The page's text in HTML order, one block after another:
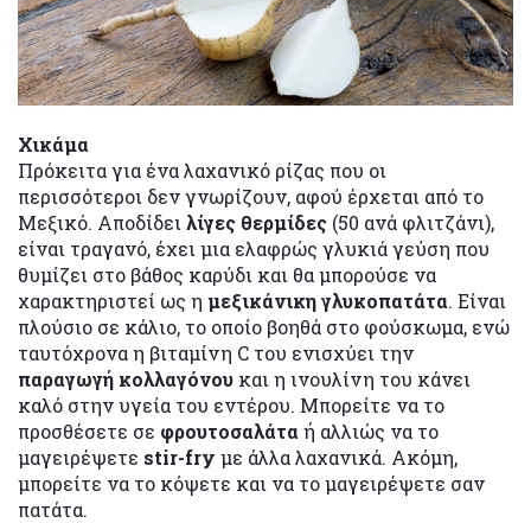
Χικάμα
Πρόκειτα για ένα λαχανικό ρίζας που οι
περισσότεροι δεν γνωρίζουν, αφού έρχεται από το
Μεξικό. Αποδίδει λίγες θερμίδες (50 ανά φλιτζάνι),
είναι τραγανό, έχει μια ελαφρώς γλυκιά γεύση που
θυμίζει στο βάθος καρύδι και θα μπορούσε να
χαρακτηριστεί ως η μεξικάνικη γλυκοπατάτα. Είναι
πλούσιο σε κάλιο, το οποίο βοηθά στο φούσκωμα, ενώ
ταυτόχρονα η βιταμίνη C του ενισχύει την
παραγωγή κολλαγόνου και η ινουλίνη του κάνει
καλό στην υγεία του εντέρου. Μπορείτε να το
προσθέσετε σε φρουτοσαλάτα ή αλλιώς να το
μαγειρέψετε stir-fry με άλλα λαχανικά. Ακόμη,
μπορείτε να το κόψετε και να το μαγειρέψετε σαν
πατάτα.